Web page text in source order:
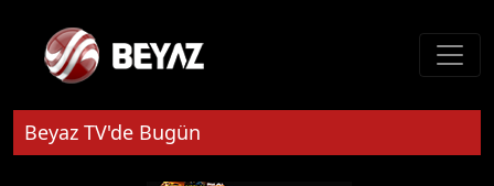
Beyaz TV'de Bugün